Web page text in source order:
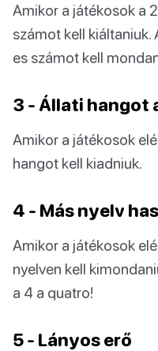
Amikor a játékosok a
számot kell
es számot kell
3 - Állati hangot
Amikor a játékosok
hangot kell kiadniuk.
4 - Más nyelv
Amikor a játékosok
nyelven kell
a 4 a quatro!
5 - Lányos erő